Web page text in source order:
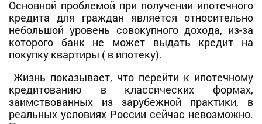
Основной проблемой при получении ипотечного
кредита для граждан является относительно
небольшой уровень совокупного дохода, из-за
которого банк не может выдать кредит на
покупку квартиры ( в ипотеку).
Жизнь показывает, что перейти к ипотечному
кредитованию в классических формах,
заимствованных из зарубежной практики, в
реальных условиях России сейчас невозможно.